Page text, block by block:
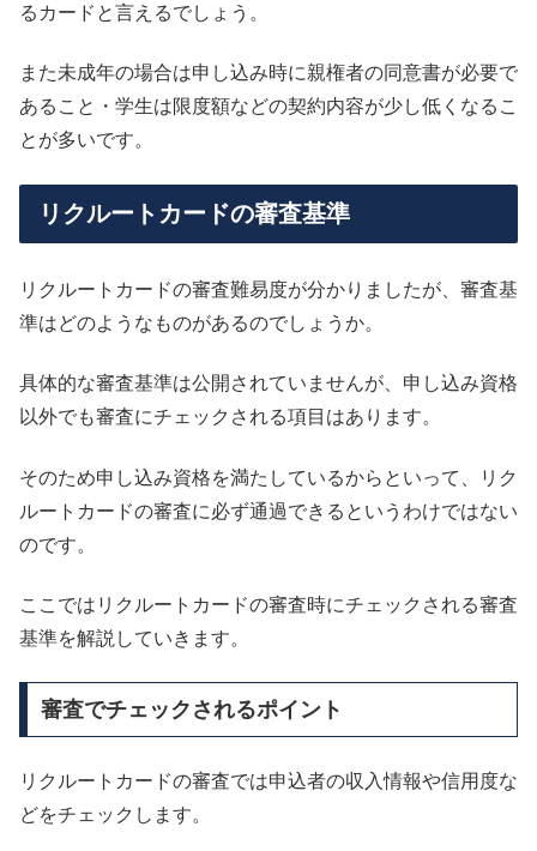
るカードと言えるでしょう。
また未成年の場合は申し込み時に親権者の同意書が必要で
あること・学生は限度額などの契約内容が少し低くなるこ
とが多いです。
リクルートカードの審査基準
リクルートカードの審査難易度が分かりましたが、審査基
準はどのようなものがあるのでしょうか。
具体的な審査基準は公開されていませんが、申し込み資格
以外でも審査にチェックされる項目はあります。
そのため申し込み資格を満たしているからといって、リク
ルートカードの審査に必ず通過できるというわけではない
のです。
ここではリクルートカードの審査時にチェックされる審査
基準を解説していきます。
審査でチェックされるポイント
リクルートカードの審査では申込者の収入情報や信用度な
どをチェックします。